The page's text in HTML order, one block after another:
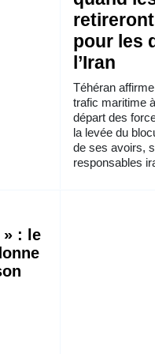
pour les
l’Iran
Téhéran
trafic maritime
départ des
la levée du
de ses avoirs,
responsables
» : le